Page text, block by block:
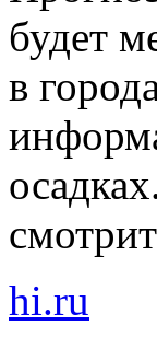
будет
в
hi.ru